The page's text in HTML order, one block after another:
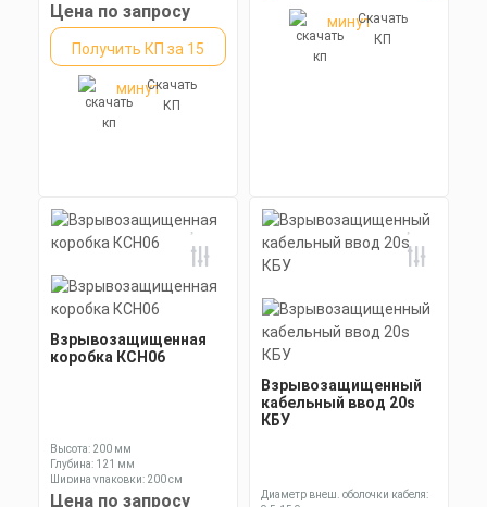
Цена по запросу
Получить КП за 15
минутСкачать
КП
минутСкачать
КП
Взрывозащищенная
коробка КСН06
Высота: 200 мм
Глубина: 121 мм
Ширина упаковки: 200 см
Цена по запросу
Взрывозащищенный
кабельный ввод 20s
КБУ
Диаметр внеш. оболочки кабеля: